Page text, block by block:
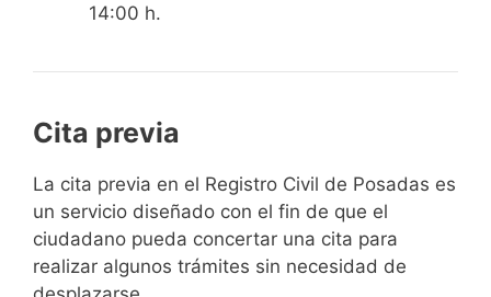
14:00 h.
Cita previa
​​​​​​​​​​​​​​​​​​​​​​​​​​​​La cita previa en el Registro Civil de Posadas es
un servicio diseñado con el fin de que el
ciudadano pueda concertar una cita para
realizar algunos trámites sin necesidad de